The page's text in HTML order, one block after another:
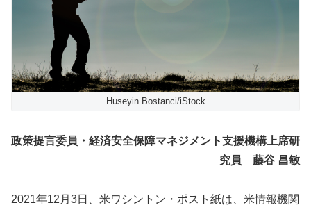
Huseyin Bostanci/iStock
政策提言委員・経済安全保障マネジメント支援機構上席研
究員 藤谷 昌敏
2021年12月3日、米ワシントン・ポスト紙は、米情報機関